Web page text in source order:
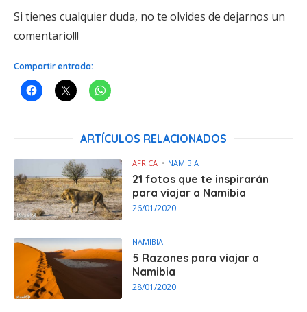
Si tienes cualquier duda, no te olvides de dejarnos un
comentario!!!
Compartir entrada:
ARTÍCULOS RELACIONADOS
AFRICA NAMIBIA
21 fotos que te inspirarán
para viajar a Namibia
26/01/2020
NAMIBIA
5 Razones para viajar a
Namibia
28/01/2020